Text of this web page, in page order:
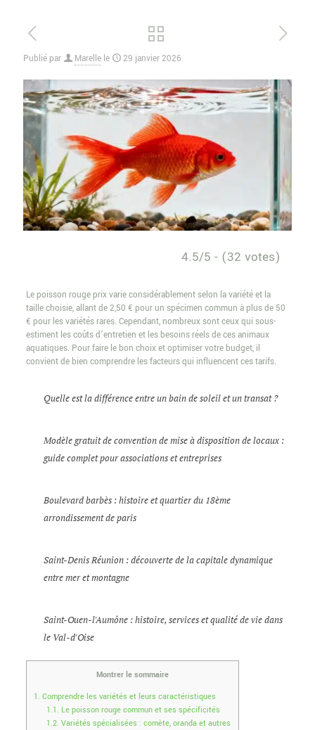
Publié par Marelle le 29 janvier 2026
4.5/5 - (32 votes)
Le poisson rouge prix varie considérablement selon la variété et la
taille choisie, allant de 2,50 € pour un spécimen commun à plus de 50
€ pour les variétés rares. Cependant, nombreux sont ceux qui sous-
estiment les coûts d’entretien et les besoins réels de ces animaux
aquatiques. Pour faire le bon choix et optimiser votre budget, il
convient de bien comprendre les facteurs qui influencent ces tarifs.
Quelle est la différence entre un bain de soleil et un transat ?
Modèle gratuit de convention de mise à disposition de locaux :
guide complet pour associations et entreprises
Boulevard barbès : histoire et quartier du 18ème
arrondissement de paris
Saint-Denis Réunion : découverte de la capitale dynamique
entre mer et montagne
Saint-Ouen-l'Aumône : histoire, services et qualité de vie dans
le Val-d'Oise
Montrer le sommaire
1. Comprendre les variétés et leurs caractéristiques
1.1. Le poisson rouge commun et ses spécificités
1.2. Variétés spécialisées : comète, oranda et autres